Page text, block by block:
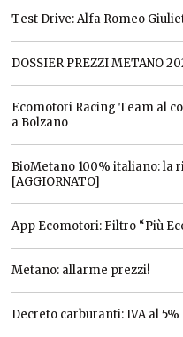
Test Drive: Alfa Romeo
DOSSIER PREZZI METANO
Ecomotori Racing Team al
a Bolzano
BioMetano 100% italiano: la
[AGGIORNATO]
App Ecomotori: Filtro “Più
Metano: allarme prezzi!
Decreto carburanti: IVA al